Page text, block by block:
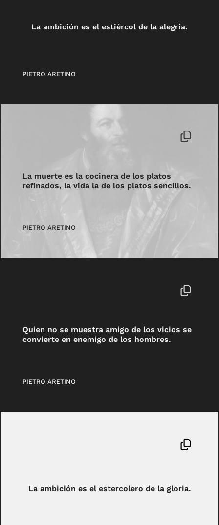
La ambición es el estiércol de la alegría.
PIETRO ARETINO
La muerte es la cocinera de los platos
refinados, la vida la de los platos sencillos.
PIETRO ARETINO
Quien no se muestra amigo de los vicios se
convierte en enemigo de los hombres.
PIETRO ARETINO
La ambición es el estercolero de la gloria.